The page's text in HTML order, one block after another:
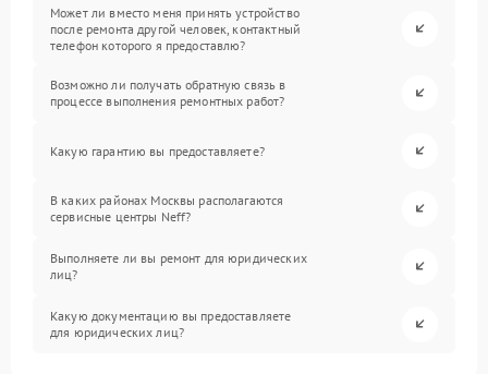
Может ли вместо меня принять устройство
после ремонта другой человек, контактный
телефон которого я предоставлю?
Возможно ли получать обратную связь в
процессе выполнения ремонтных работ?
Какую гарантию вы предоставляете?
В каких районах Москвы располагаются
сервисные центры Neff?
Выполняете ли вы ремонт для юридических
лиц?
Какую документацию вы предоставляете
для юридических лиц?